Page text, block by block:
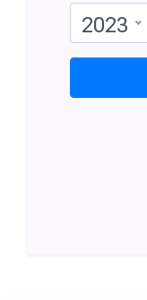
2023